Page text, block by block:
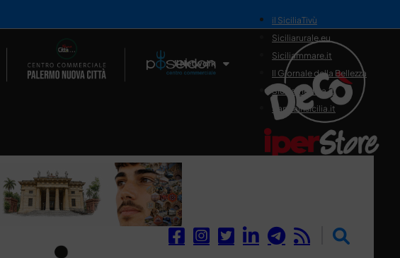
Il Network
il SiciliaTivù
Siciliarurale.eu
Siciliammare.it
Il Giornale della Bellezza
Siciliamedica.it
Sanitainsicilia.it